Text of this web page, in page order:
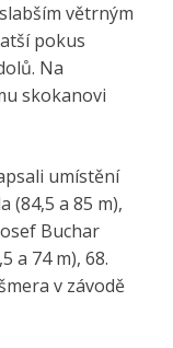
větrným
pokus
Na
skokanovi
umístění
(84,5 a 85 m),
Buchar
a 74 m), 68.
v závodě